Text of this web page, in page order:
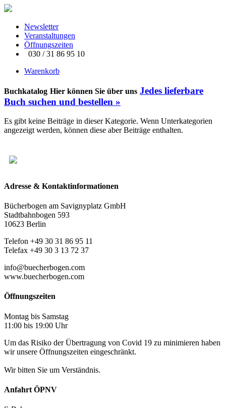
Newsletter
Veranstaltungen
Öffnungszeiten
030 / 31 86 95 10
Warenkorb
Buchkatalog Hier können Sie über uns Jedes lieferbare
Buch suchen und bestellen »
Es gibt keine Beiträge in dieser Kategorie. Wenn Unterkategorien
angezeigt werden, können diese aber Beiträge enthalten.
Adresse & Kontaktinformationen
Bücherbogen am Savignyplatz GmbH
Stadtbahnbogen 593
10623 Berlin
Telefon +49 30 31 86 95 11
Telefax +49 30 3 13 72 37
info@buecherbogen.com
www.buecherbogen.com
Öffnungszeiten
Montag bis Samstag
11:00 bis 19:00 Uhr
Um das Risiko der Übertragung von Covid 19 zu minimieren haben
wir unsere Öffnungszeiten eingeschränkt.
Wir bitten Sie um Verständnis.
Anfahrt ÖPNV